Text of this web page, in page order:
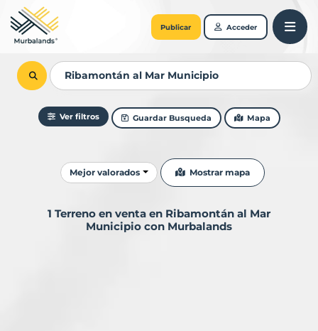
Publicar Acceder
Ver filtros Guardar Busqueda Mapa
Ordenar resultados
Mejor valorados Mostrar mapa
1 Terreno en venta en Ribamontán al Mar
Municipio con Murbalands